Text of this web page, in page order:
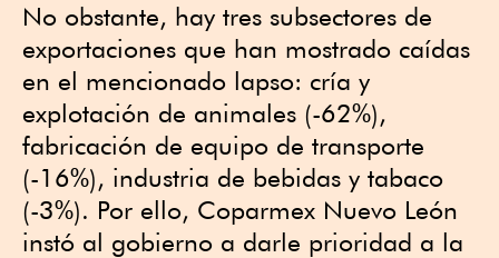
No obstante, hay tres subsectores de
exportaciones que han mostrado caídas
en el mencionado lapso: cría y
explotación de animales (-62%),
fabricación de equipo de transporte
(-16%), industria de bebidas y tabaco
(-3%). Por ello, Coparmex Nuevo León
instó al gobierno a darle prioridad a la